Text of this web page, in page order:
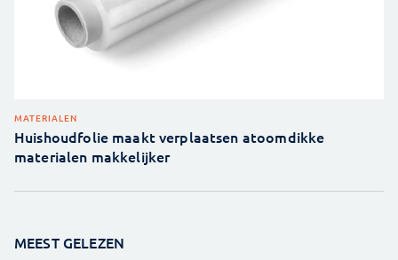
MATERIALEN
Huishoudfolie maakt verplaatsen atoomdikke
materialen makkelijker
MEEST GELEZEN